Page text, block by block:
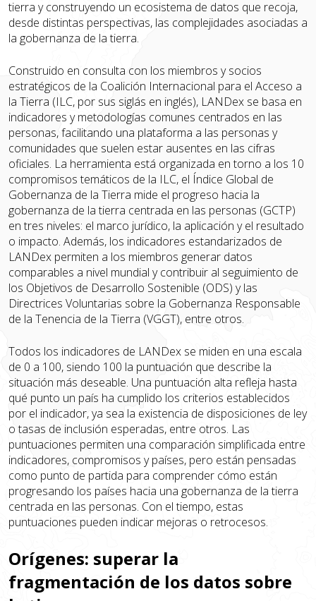
tierra y construyendo un ecosistema de datos que recoja,
desde distintas perspectivas, las complejidades asociadas a
la gobernanza de la tierra.
Construido en consulta con los miembros y socios
estratégicos de la Coalición Internacional para el Acceso a
la Tierra (ILC, por sus siglás en inglés), LANDex se basa en
indicadores y metodologías comunes centrados en las
personas, facilitando una plataforma a las personas y
comunidades que suelen estar ausentes en las cifras
oficiales. La herramienta está organizada en torno a los 10
compromisos temáticos de la ILC, el Índice Global de
Gobernanza de la Tierra mide el progreso hacia la
gobernanza de la tierra centrada en las personas (GCTP)
en tres niveles: el marco jurídico, la aplicación y el resultado
o impacto. Además, los indicadores estandarizados de
LANDex permiten a los miembros generar datos
comparables a nivel mundial y contribuir al seguimiento de
los Objetivos de Desarrollo Sostenible (ODS) y las
Directrices Voluntarias sobre la Gobernanza Responsable
de la Tenencia de la Tierra (VGGT), entre otros.
Todos los indicadores de LANDex se miden en una escala
de 0 a 100, siendo 100 la puntuación que describe la
situación más deseable. Una puntuación alta refleja hasta
qué punto un país ha cumplido los criterios establecidos
por el indicador, ya sea la existencia de disposiciones de ley
o tasas de inclusión esperadas, entre otros. Las
puntuaciones permiten una comparación simplificada entre
indicadores, compromisos y países, pero están pensadas
como punto de partida para comprender cómo están
progresando los países hacia una gobernanza de la tierra
centrada en las personas. Con el tiempo, estas
puntuaciones pueden indicar mejoras o retrocesos.
Orígenes: superar la
fragmentación de los datos sobre